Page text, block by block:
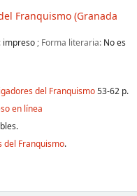
Franquismo(Granada
impreso ; Forma literaria: No es
del Franquismo53-62 p.
en línea
del Franquismo.